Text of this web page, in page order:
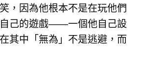
，因為他根本不是在玩他們
己的遊戲——一個他自己設
其中「無為」不是逃避，而